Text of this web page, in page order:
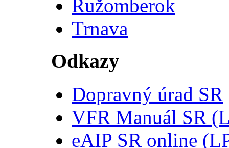
Ružomberok
Trnava
Odkazy
Dopravný úrad SR
VFR Manuál SR
eAIP SR online